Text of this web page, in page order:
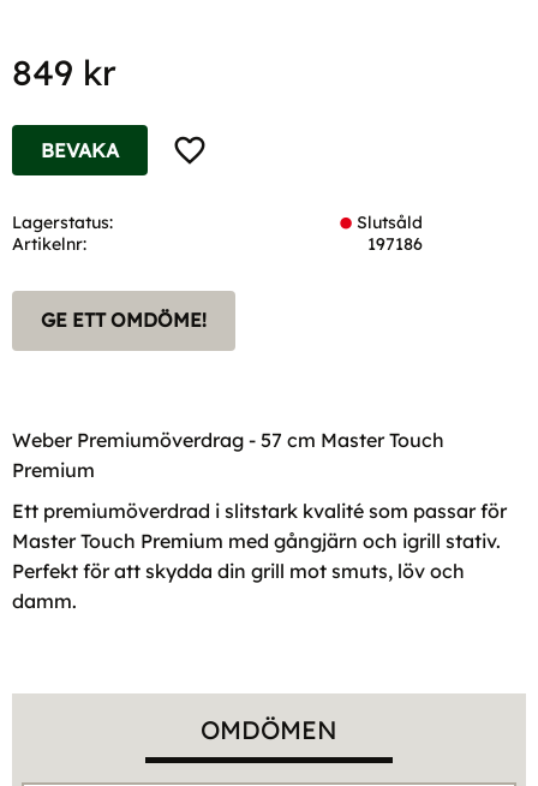
849 kr
Lägg till i favoriter
BEVAKA
Lagerstatus
Slutsåld
Artikelnr
197186
GE ETT OMDÖME!
Weber Premiumöverdrag - 57 cm Master Touch
Premium
Ett premiumöverdrad i slitstark kvalité som passar för
Master Touch Premium med gångjärn och igrill stativ.
Perfekt för att skydda din grill mot smuts, löv och
damm.
OMDÖMEN